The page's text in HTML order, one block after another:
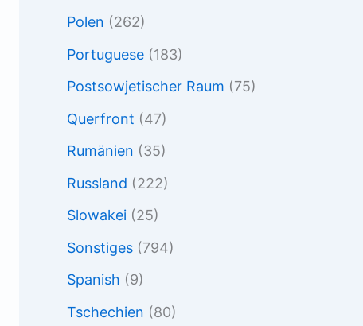
Polen (262)
Portuguese (183)
Postsowjetischer Raum (75)
Querfront (47)
Rumänien (35)
Russland (222)
Slowakei (25)
Sonstiges (794)
Spanish (9)
Tschechien (80)